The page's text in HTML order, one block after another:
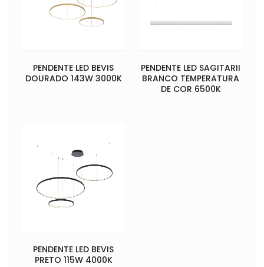
PENDENTE LED BEVIS
DOURADO 143W 3000K
PENDENTE LED SAGITARII
BRANCO TEMPERATURA
DE COR 6500K
PENDENTE LED BEVIS
PRETO 115W 4000K